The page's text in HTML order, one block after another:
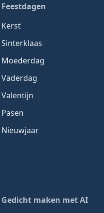
Feestdagen
Kerst
Sinterklaas
Moederdag
Vaderdag
Valentijn
Pasen
Nieuwjaar
Gedicht maken met AI